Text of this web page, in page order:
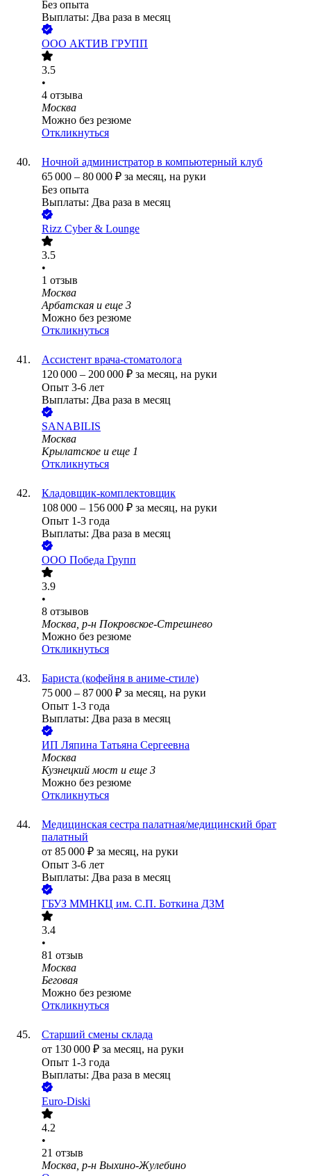
Без опыта
Выплаты: Два раза в месяц
ООО АКТИВ ГРУПП
3.5
•
4 отзыва
Москва
Можно без резюме
Откликнуться
Ночной администратор в компьютерный клуб
65 000 – 80 000 ₽ за месяц, на руки
Без опыта
Выплаты: Два раза в месяц
Rizz Cyber & Lounge
3.5
•
1 отзыв
Москва
Арбатская и еще 3
Можно без резюме
Откликнуться
Ассистент врача-стоматолога
120 000 – 200 000 ₽ за месяц, на руки
Опыт 3-6 лет
Выплаты: Два раза в месяц
SANABILIS
Москва
Крылатское и еще 1
Откликнуться
Кладовщик-комплектовщик
108 000 – 156 000 ₽ за месяц, на руки
Опыт 1-3 года
Выплаты: Два раза в месяц
ООО Победа Групп
3.9
•
8 отзывов
Москва, р-н Покровское-Стрешнево
Можно без резюме
Откликнуться
Бариста (кофейня в аниме-стиле)
75 000 – 87 000 ₽ за месяц, на руки
Опыт 1-3 года
Выплаты: Два раза в месяц
ИП Ляпина Татьяна Сергеевна
Москва
Кузнецкий мост и еще 3
Можно без резюме
Откликнуться
Медицинская сестра палатная/медицинский брат
палатный
от 85 000 ₽ за месяц, на руки
Опыт 3-6 лет
Выплаты: Два раза в месяц
ГБУЗ ММНКЦ им. С.П. Боткина ДЗМ
3.4
•
81 отзыв
Москва
Беговая
Можно без резюме
Откликнуться
Старший смены склада
от 130 000 ₽ за месяц, на руки
Опыт 1-3 года
Выплаты: Два раза в месяц
Euro-Diski
4.2
•
21 отзыв
Москва, р-н Выхино-Жулебино